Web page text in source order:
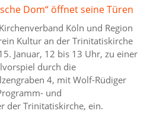
Dom“ öffnet seine Türen
Köln und Region
Kultur an der Trinitatiskirche
Januar, 12 bis 13 Uhr, zu einer
durch die
4, mit Wolf-Rüdiger
und
der Trinitatiskirche, ein.